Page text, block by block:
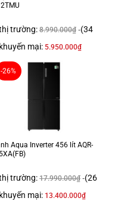
trường: 8.990.000₫ (34
mại: 5.950.000₫
-26%
Aqua Inverter 456 lít AQR-
trường: 17.990.000₫ (26
mại: 13.400.000₫